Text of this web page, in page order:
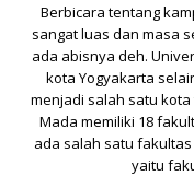
Berbicara tentang
sangat luas dan masa
ada abisnya deh.
kota Yogyakarta
menjadi salah satu
Mada memiliki 18
ada salah satu
yaitu